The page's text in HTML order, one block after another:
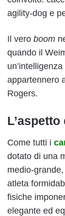
agility-dog e
Il vero boom
quando il
appartennero
Rogers.
Come tutti i
dotato di una
medio-
atleta
fisiche
elegante ed